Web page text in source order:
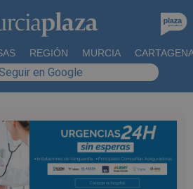
REGIÓN MURCIA
en Google